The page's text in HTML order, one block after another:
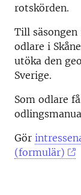
rotskörden.
Till
odlare i
utöka den
Sverige.
Som odlare
Gör
(formulär)